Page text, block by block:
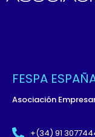
FESPA
Asociación
+(34) 91